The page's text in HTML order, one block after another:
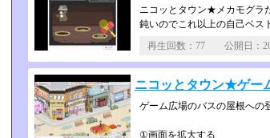
ニコッとタウン★メカモグラ
鈍いのでこれ以上の自己ベス
再生回数：77 公開日：
ニコッとタウン★ゲー
ゲーム広場のバスの屋根への
①画面を拡大する